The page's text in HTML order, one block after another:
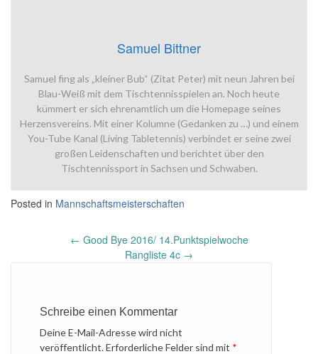
Samuel Bittner
Samuel fing als „kleiner Bub“ (Zitat Peter) mit neun Jahren bei
Blau-Weiß mit dem Tischtennisspielen an. Noch heute
kümmert er sich ehrenamtlich um die Homepage seines
Herzensvereins. Mit einer Kolumne (Gedanken zu …) und einem
You-Tube Kanal (Living Tabletennis) verbindet er seine zwei
großen Leidenschaften und berichtet über den
Tischtennissport in Sachsen und Schwaben.
Posted in Mannschaftsmeisterschaften
← Good Bye 2016/ 14.Punktspielwoche
Rangliste 4c →
Schreibe einen Kommentar
Deine E-Mail-Adresse wird nicht
veröffentlicht.Erforderliche Felder sind mit *